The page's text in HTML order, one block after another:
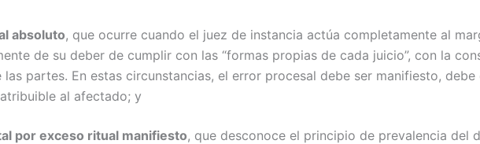
absoluto, que ocurre cuando el juez de instancia actúa completamente al
de su deber de cumplir con las “formas propias de cada juicio”, con la
partes. En estas circunstancias, el error procesal debe ser manifiesto,
al afectado; y
por exceso ritual manifiesto, que desconoce el principio de prevalencia del